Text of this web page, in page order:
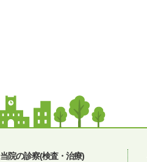
当院の診察(検査・治療)